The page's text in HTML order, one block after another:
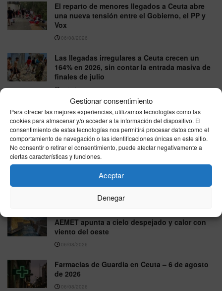
Gestionar consentimiento
Para ofrecer las mejores experiencias, utilizamos tecnologías como las
cookies para almacenar y/o acceder a la información del dispositivo. El
consentimiento de estas tecnologías nos permitirá procesar datos como el
comportamiento de navegación o las identificaciones únicas en este sitio.
No consentir o retirar el consentimiento, puede afectar negativamente a
ciertas características y funciones.
Aceptar
Denegar
El reparto de menores llegados a Ceuta abre
una nueva tensión entre el Gobierno, el PP y
Vox
06/08/2026
Las llegadas irregulares a Ceuta crecen un
164% en 2026, sin contar la entrada masiva de
finales de julio
06/08/2026
Felipe VI recibirá a Juan Jesús Vivas en
Marivent para abordar la crisis migratoria de
Ceuta
06/08/2026
Horarios ferrys Ceuta–Algeciras, jueves 6 de
AEMET apunta a cielo despejado y calor con
viento del oeste
06/08/2026
Farmacias de Guardia en Ceuta – 6 de agosto
de 2026
06/08/2026